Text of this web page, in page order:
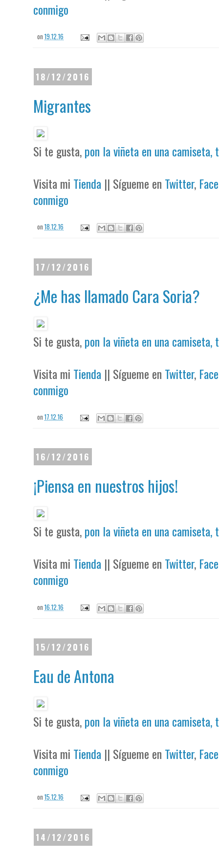
conmigo
on19.12.16
18/12/2016
Migrantes
Si te gusta,pon la viñeta en una camiseta,
Visita mi Tienda || Sígueme en Twitter,
conmigo
on18.12.16
17/12/2016
¿Me has llamado Cara Soria?
Si te gusta,pon la viñeta en una camiseta,
Visita mi Tienda || Sígueme en Twitter,
conmigo
on17.12.16
16/12/2016
¡Piensa en nuestros hijos!
Si te gusta,pon la viñeta en una camiseta,
Visita mi Tienda || Sígueme en Twitter,
conmigo
on16.12.16
15/12/2016
Eau de Antona
Si te gusta,pon la viñeta en una camiseta,
Visita mi Tienda || Sígueme en Twitter,
conmigo
on15.12.16
14/12/2016